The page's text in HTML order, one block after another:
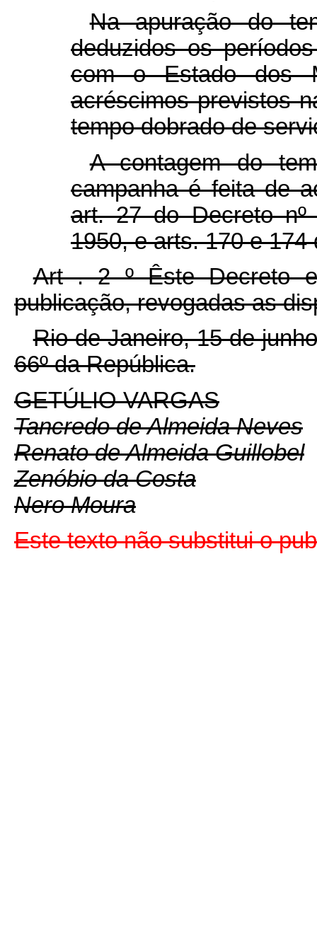
Na apuração do
deduzidos os
com o Estado dos
acréscimos previstos
tempo dobrado de
A contagem do
campanha é feita de
art. 27 do Decreto
1950, e arts. 170 e 174
Art . 2 º Êste Decreto
publicação, revogadas as
Rio de Janeiro, 15 de
66º da República.
GETÚLIO VARGAS
Tancredo de Almeida Neves
Renato de Almeida Guillobel
Zenóbio da Costa
Nero Moura
Este texto não substitui o